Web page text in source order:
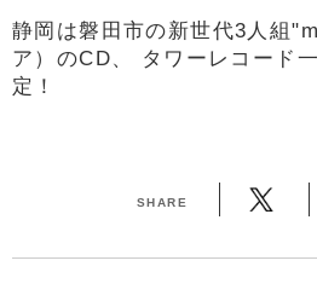
静岡は磐田市の新世代3人組
ア）のCD、 タワーレコード
定！
SHARE